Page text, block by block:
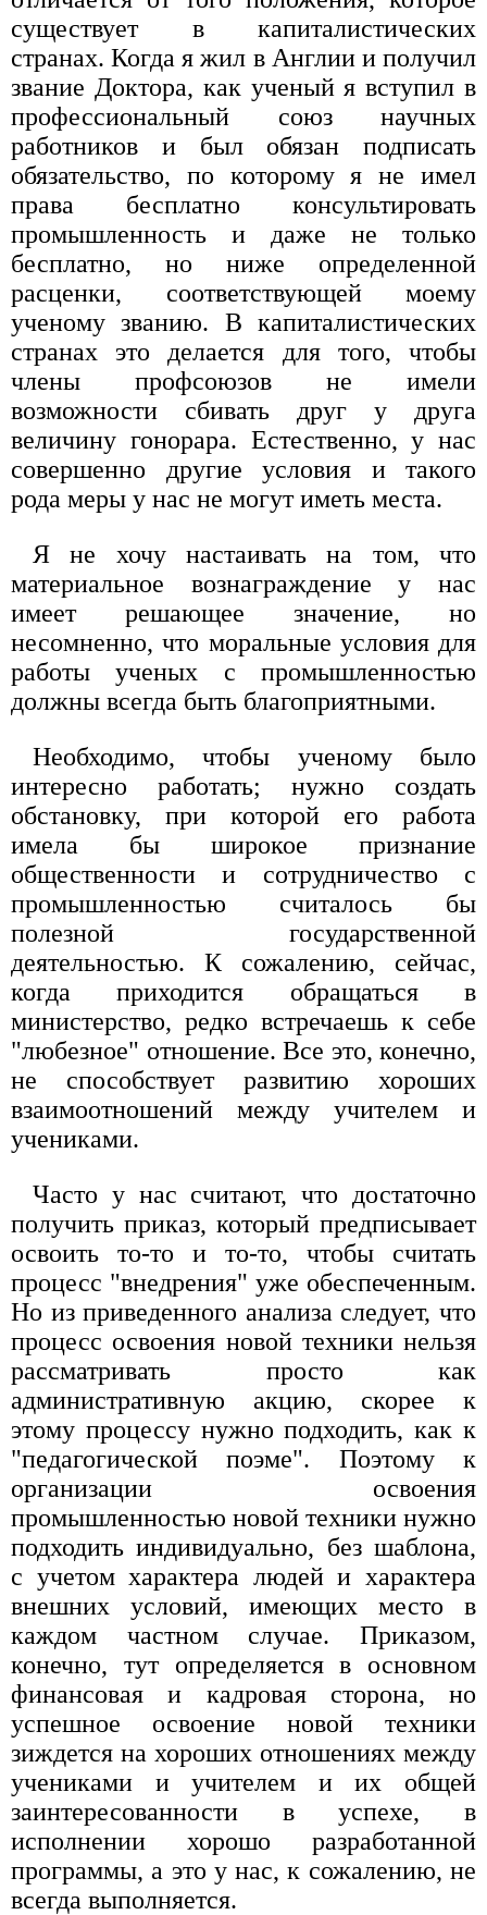
существует в капиталистических
странах. Когда я жил в Англии и получил
звание Доктора, как ученый я вступил в
профессиональный союз научных
работников и был обязан подписать
обязательство, по которому я не имел
права бесплатно консультировать
промышленность и даже не только
бесплатно, но ниже определенной
расценки, соответствующей моему
ученому званию. В капиталистических
странах это делается для того, чтобы
члены профсоюзов не имели
возможности сбивать друг у друга
величину гонорара. Естественно, у нас
совершенно другие условия и такого
рода меры у нас не могут иметь места.
Я не хочу настаивать на том, что
материальное вознаграждение у нас
имеет решающее значение, но
несомненно, что моральные условия для
работы ученых с промышленностью
должны всегда быть благоприятными.
Необходимо, чтобы ученому было
интересно работать; нужно создать
обстановку, при которой его работа
имела бы широкое признание
общественности и сотрудничество с
промышленностью считалось бы
полезной государственной
деятельностью. К сожалению, сейчас,
когда приходится обращаться в
министерство, редко встречаешь к себе
"любезное" отношение. Все это, конечно,
не способствует развитию хороших
взаимоотношений между учителем и
учениками.
Часто у нас считают, что достаточно
получить приказ, который предписывает
освоить то-то и то-то, чтобы считать
процесс "внедрения" уже обеспеченным.
Но из приведенного анализа следует, что
процесс освоения новой техники нельзя
рассматривать просто как
административную акцию, скорее к
этому процессу нужно подходить, как к
"педагогической поэме". Поэтому к
организации освоения
промышленностью новой техники нужно
подходить индивидуально, без шаблона,
с учетом характера людей и характера
внешних условий, имеющих место в
каждом частном случае. Приказом,
конечно, тут определяется в основном
финансовая и кадровая сторона, но
успешное освоение новой техники
зиждется на хороших отношениях между
учениками и учителем и их общей
заинтересованности в успехе, в
исполнении хорошо разработанной
программы, а это у нас, к сожалению, не
всегда выполняется.